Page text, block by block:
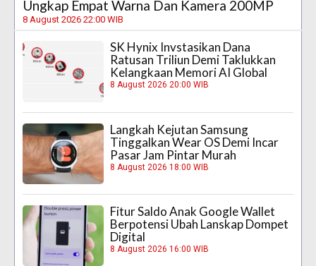
Ungkap Empat Warna Dan Kamera 200MP
8 August 2026 22:00 WIB
SK Hynix Invstasikan Dana
Ratusan Triliun Demi Taklukkan
Kelangkaan Memori AI Global
8 August 2026 20:00 WIB
Langkah Kejutan Samsung
Tinggalkan Wear OS Demi Incar
Pasar Jam Pintar Murah
8 August 2026 18:00 WIB
Fitur Saldo Anak Google Wallet
Berpotensi Ubah Lanskap Dompet
Digital
8 August 2026 16:00 WIB